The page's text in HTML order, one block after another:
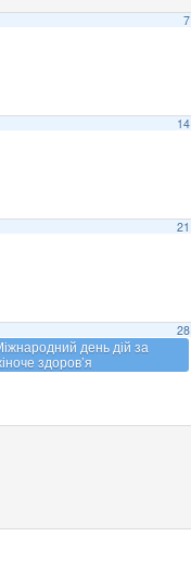
7
14
21
28
день дій за
здоров’я